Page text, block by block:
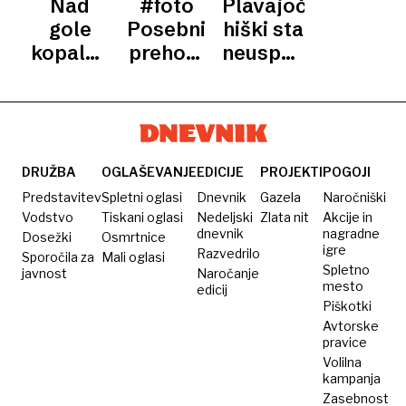
park
ljudi
LJUBLJANICA
Nad
gole
kopalce
korobačem
#foto
Posebni
prehodi
pešce v
bližini
Špice
Plavajoči
hiški sta
neuspeli
DRUŽBA
Predstavitev
Vodstvo
Dosežki
Sporočila za
javnost
OGLAŠEVANJE
Spletni oglasi
Tiskani oglasi
Osmrtnice
Mali oglasi
EDICIJE
Dnevnik
Nedeljski
dnevnik
Razvedrilo
Naročanje
edicij
PROJEKTI
Gazela
Zlata nit
POGOJI
Naročniški
Akcije in
nagradne
igre
Spletno
mesto
Piškotki
Avtorske
pravice
Volilna
kampanja
Zasebnost